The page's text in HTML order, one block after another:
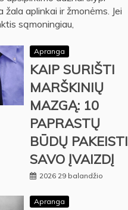
žala aplinkai ir žmonėms. Jei
sąmoningiau,
Apranga
KAIP SURIŠTI
MARŠKINIŲ
MAZGĄ: 10
PAPRASTŲ
BŪDŲ PAKEISTI
SAVO ĮVAIZDĮ
2026 29 balandžio
Apranga